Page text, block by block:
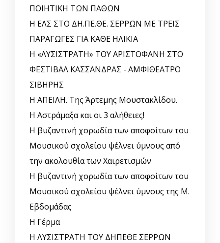
ΠΟΙΗΤΙΚΗ ΤΩΝ ΠΑΘΩΝ
Η ΕΛΣ ΣΤΟ ΔΗ.ΠΕ.ΘΕ. ΣΕΡΡΩΝ ΜΕ ΤΡΕΙΣ
ΠΑΡΑΓΩΓΕΣ ΓΙΑ ΚΑΘΕ ΗΛΙΚΙΑ
Η «ΛΥΣΙΣΤΡΑΤΗ» ΤΟΥ ΑΡΙΣΤΟΦΑΝΗ ΣΤΟ
ΦΕΣΤΙΒΑΛ ΚΑΣΣΑΝΔΡΑΣ - ΑΜΦΙΘΕΑΤΡΟ
ΣΙΒΗΡΗΣ
Η ΑΠΕΙΛΗ. Της Άρτεμης Μουστακλίδου.
Η Αστράμαξα και οι 3 αλήθειες!
Η βυζαντινή χορωδία των αποφοίτων του
Μουσικού σχολείου ψέλνει ύμνους από
την ακολουθία των Χαιρετισμών
Η βυζαντινή χορωδία των αποφοίτων του
Μουσικού σχολείου ψέλνει ύμνους της Μ.
Εβδομάδας
Η Γέρμα
Η ΛΥΣΙΣΤΡΑΤΗ ΤΟΥ ΔΗΠΕΘΕ ΣΕΡΡΩΝ